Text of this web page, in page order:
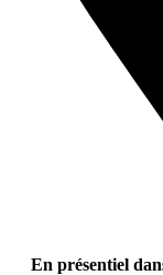
En présentiel